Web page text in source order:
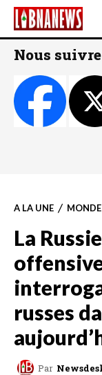
Nous
A LA UNE MONDE
La
russes
Par